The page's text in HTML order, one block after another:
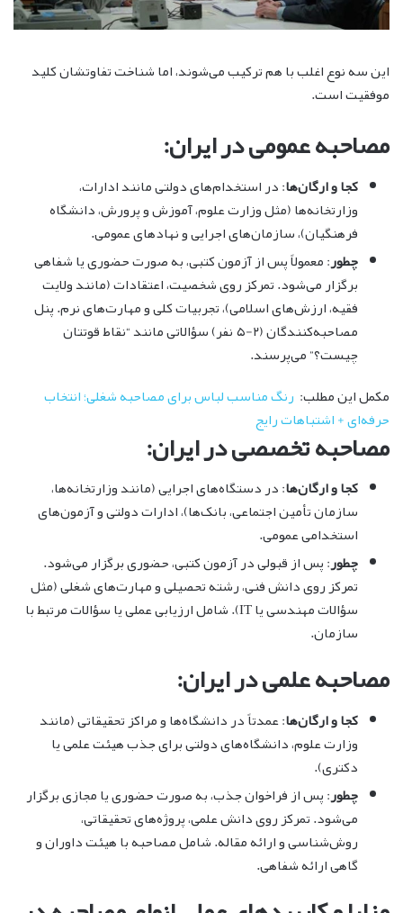
این سه نوع اغلب با هم ترکیب می‌شوند، اما شناخت تفاوتشان کلید
موفقیت است.
مصاحبه عمومی در ایران:
کجا و ارگان‌ها: در استخدام‌های دولتی مانند ادارات،
وزارتخانه‌ها (مثل وزارت علوم، آموزش و پرورش، دانشگاه
فرهنگیان)، سازمان‌های اجرایی و نهادهای عمومی.
چطور: معمولاً پس از آزمون کتبی، به صورت حضوری یا شفاهی
برگزار می‌شود. تمرکز روی شخصیت، اعتقادات (مانند ولایت
فقیه، ارزش‌های اسلامی)، تجربیات کلی و مهارت‌های نرم. پنل
مصاحبه‌کنندگان (۲-۵ نفر) سؤالاتی مانند “نقاط قوتتان
چیست؟” می‌پرسند.
مکمل این مطلب: رنگ مناسب لباس برای مصاحبه شغلی؛ انتخاب
حرفه‌ای + اشتباهات رایج
مصاحبه تخصصی در ایران:
کجا و ارگان‌ها: در دستگاه‌های اجرایی (مانند وزارتخانه‌ها،
سازمان تأمین اجتماعی، بانک‌ها)، ادارات دولتی و آزمون‌های
استخدامی عمومی.
چطور: پس از قبولی در آزمون کتبی، حضوری برگزار می‌شود.
تمرکز روی دانش فنی، رشته تحصیلی و مهارت‌های شغلی (مثل
سؤالات مهندسی یا IT). شامل ارزیابی عملی یا سؤالات مرتبط با
سازمان.
مصاحبه علمی در ایران:
کجا و ارگان‌ها: عمدتاً در دانشگاه‌ها و مراکز تحقیقاتی (مانند
وزارت علوم، دانشگاه‌های دولتی برای جذب هیئت علمی یا
دکتری).
چطور: پس از فراخوان جذب، به صورت حضوری یا مجازی برگزار
می‌شود. تمرکز روی دانش علمی، پروژه‌های تحقیقاتی،
روش‌شناسی و ارائه مقاله. شامل مصاحبه با هیئت داوران و
گاهی ارائه شفاهی.